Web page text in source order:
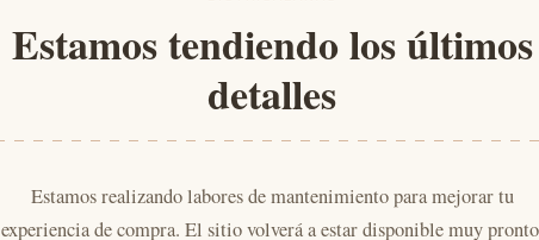
Estamos tendiendo los últimos
detalles
Estamos realizando labores de mantenimiento para mejorar tu
experiencia de compra. El sitio volverá a estar disponible muy